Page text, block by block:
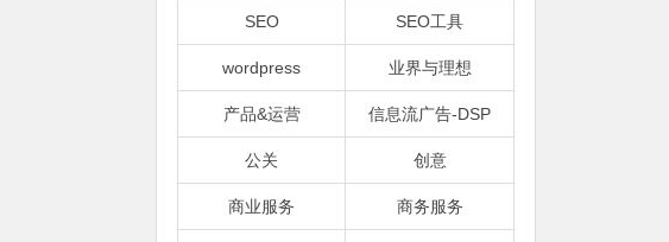
SEO SEO工具
wordpress 业界与理想
产品&运营 信息流广告-DSP
公关 创意
商业服务 商务服务